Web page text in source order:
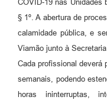
COVID-19 nas Unidades
§ 1º. A abertura de
calamidade pública, e
Viamão junto à
Cada profissional deverá
semanais, podendo
horas ininterruptas,